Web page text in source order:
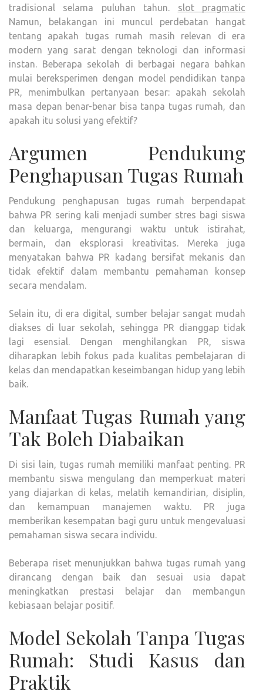
tradisional selama puluhan tahun. slot pragmatic
Namun, belakangan ini muncul perdebatan hangat
tentang apakah tugas rumah masih relevan di era
modern yang sarat dengan teknologi dan informasi
instan. Beberapa sekolah di berbagai negara bahkan
mulai bereksperimen dengan model pendidikan tanpa
PR, menimbulkan pertanyaan besar: apakah sekolah
masa depan benar-benar bisa tanpa tugas rumah, dan
apakah itu solusi yang efektif?
Argumen Pendukung
Penghapusan Tugas Rumah
Pendukung penghapusan tugas rumah berpendapat
bahwa PR sering kali menjadi sumber stres bagi siswa
dan keluarga, mengurangi waktu untuk istirahat,
bermain, dan eksplorasi kreativitas. Mereka juga
menyatakan bahwa PR kadang bersifat mekanis dan
tidak efektif dalam membantu pemahaman konsep
secara mendalam.
Selain itu, di era digital, sumber belajar sangat mudah
diakses di luar sekolah, sehingga PR dianggap tidak
lagi esensial. Dengan menghilangkan PR, siswa
diharapkan lebih fokus pada kualitas pembelajaran di
kelas dan mendapatkan keseimbangan hidup yang lebih
baik.
Manfaat Tugas Rumah yang
Tak Boleh Diabaikan
Di sisi lain, tugas rumah memiliki manfaat penting. PR
membantu siswa mengulang dan memperkuat materi
yang diajarkan di kelas, melatih kemandirian, disiplin,
dan kemampuan manajemen waktu. PR juga
memberikan kesempatan bagi guru untuk mengevaluasi
pemahaman siswa secara individu.
Beberapa riset menunjukkan bahwa tugas rumah yang
dirancang dengan baik dan sesuai usia dapat
meningkatkan prestasi belajar dan membangun
kebiasaan belajar positif.
Model Sekolah Tanpa Tugas
Rumah: Studi Kasus dan
Praktik